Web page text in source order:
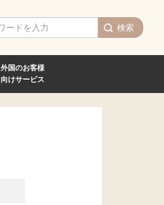
検索
外国のお客様
向けサービス